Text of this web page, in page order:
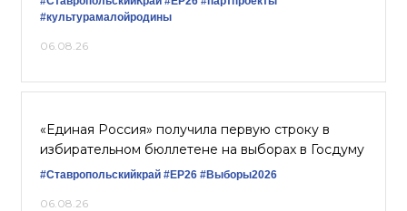
#культурамалойродины
06.08.26
«Единая Россия» получила первую строку в
избирательном бюллетене на выборах в Госдуму
#Ставропольскийкрай #ЕР26 #Выборы2026
06.08.26